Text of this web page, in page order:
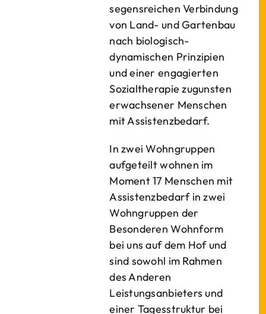
segensreichen Verbindung
von Land- und Gartenbau
nach biologisch-
dynamischen Prinzipien
und einer engagierten
Sozialtherapie zugunsten
erwachsener Menschen
mit Assistenzbedarf.
In zwei Wohngruppen
aufgeteilt wohnen im
Moment 17 Menschen mit
Assistenzbedarf in zwei
Wohngruppen der
Besonderen Wohnform
bei uns auf dem Hof und
sind sowohl im Rahmen
des Anderen
Leistungsanbieters und
einer Tagesstruktur bei